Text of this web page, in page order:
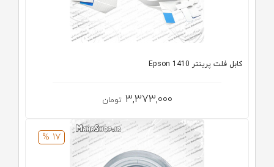
کابل فلت پرینتر 1410 Epson
3,373,000 تومان
17 %